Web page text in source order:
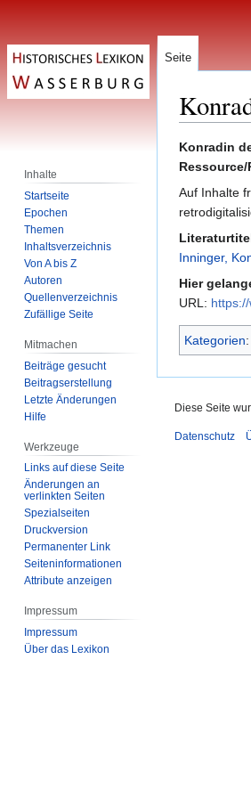
Zur
Navigation
springen
Zur
Suche
springen
Konradin
Auf Inhalte
Inninger,
Hier
URL:
Kategorien:
Seite
Inhalte
Startseite
Epochen
Themen
Inhaltsverzeichnis
Von A bis Z
Autoren
Quellenverzeichnis
Zufällige Seite
Mitmachen
Beiträge gesucht
Beitragserstellung
Letzte Änderungen
Hilfe
Werkzeuge
Links auf diese Seite
Änderungen an
verlinkten Seiten
Spezialseiten
Druckversion
Permanenter Link
Seiten­­informationen
Attribute anzeigen
Impressum
Impressum
Über das Lexikon
Diese Seite
Datenschutz